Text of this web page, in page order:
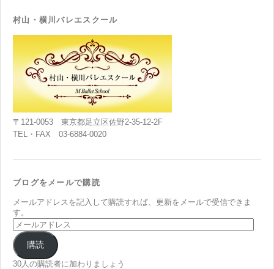
村山・横川バレエスクール
〒121-0053 東京都足立区佐野2-35-12-2F
TEL・FAX 03-6884-0020
ブログをメールで購読
メールアドレスを記入して購読すれば、更新をメールで受信できま
す。
メ
ー
ル
ア
ド
購読
30人の購読者に加わりましょう